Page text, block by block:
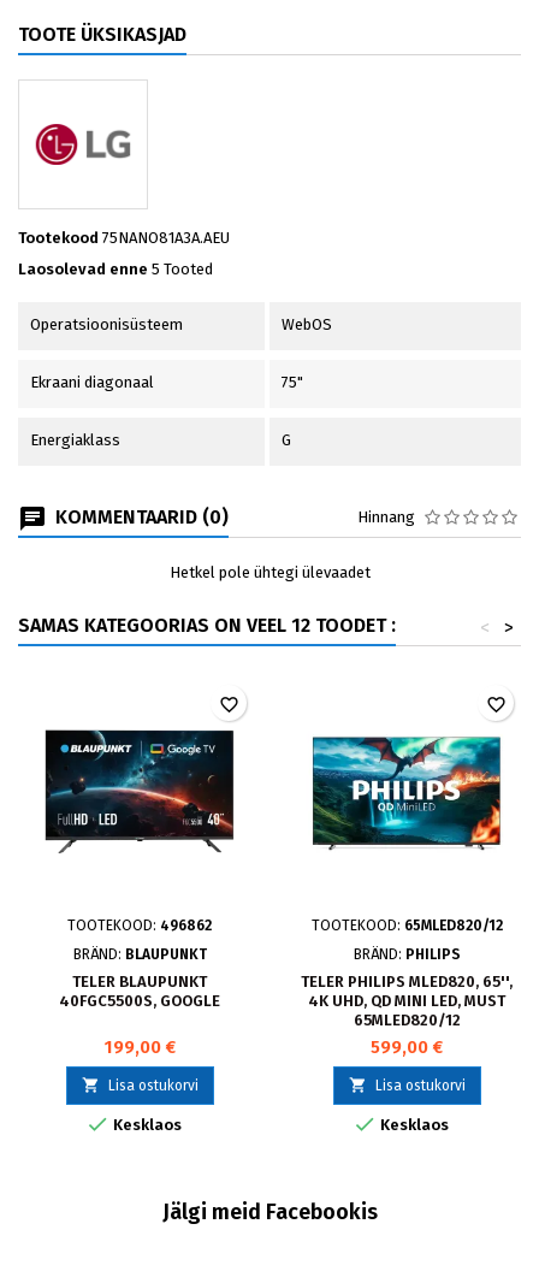
TOOTE ÜKSIKASJAD
Tootekood 75NANO81A3A.AEU
Laosolevad enne 5 Tooted
Operatsioonisüsteem WebOS
Ekraani diagonaal 75"
Energiaklass G
KOMMENTAARID (0) Hinnang
Hetkel pole ühtegi ülevaadet
SAMAS KATEGOORIAS ON VEEL 12 TOODET : >
<
TOOTEKOOD: 496862
BRÄND: BLAUPUNKT
TELER BLAUPUNKT
40FGC5500S, GOOGLE
199,00 €
 Lisa ostukorvi
 Kesklaos
favorite_border
TOOTEKOOD: 65MLED820/12
BRÄND: PHILIPS
TELER PHILIPS MLED820, 65'',
4K UHD, QD MINI LED, MUST
65MLED820/12
599,00 €
 Lisa ostukorvi
 Kesklaos
favorite_border
Jälgi meid Facebookis